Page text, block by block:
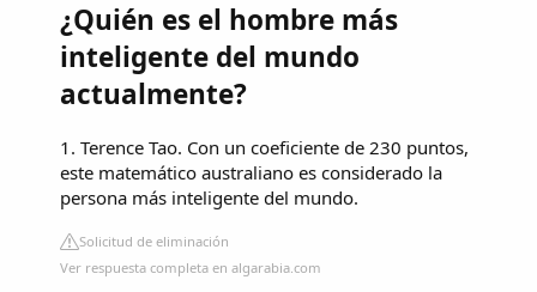
¿Quién es el hombre más
inteligente del mundo
actualmente?
1. Terence Tao. Con un coeficiente de 230 puntos,
este matemático australiano es considerado la
persona más inteligente del mundo.
Solicitud de eliminación
Ver respuesta completa en algarabia.com